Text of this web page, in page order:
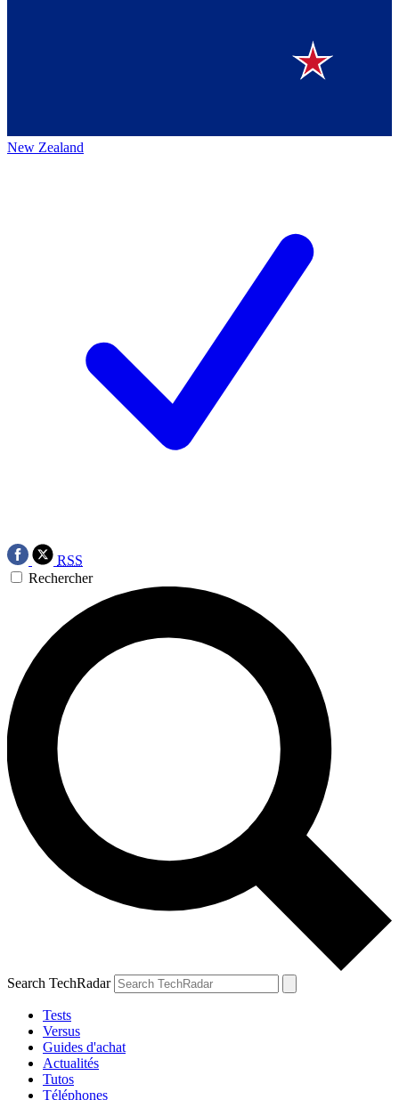
New Zealand
RSS
Rechercher
Search TechRadar
Tests
Versus
Guides d'achat
Actualités
Tutos
Téléphones